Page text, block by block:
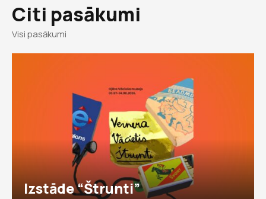
Citi pasākumi
Visi pasākumi
Izstāde “Štrunti”